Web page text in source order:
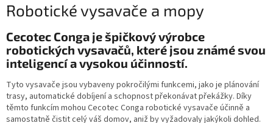
Robotické vysavače a mopy
Cecotec Conga je špičkový výrobce
robotických vysavačů, které jsou známé svou
inteligencí a vysokou účinností.
Tyto vysavače jsou vybaveny pokročilými funkcemi, jako je plánování
trasy, automatické dobíjení a schopnost překonávat překážky. Díky
těmto funkcím mohou Cecotec Conga robotické vysavače účinně a
samostatně čistit celý váš domov, aniž by vyžadovaly jakýkoli dohled.